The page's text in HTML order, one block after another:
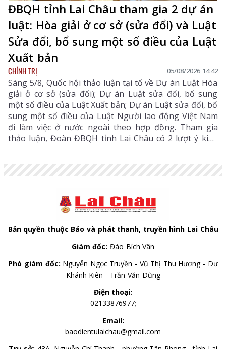
ĐBQH tỉnh Lai Châu tham gia 2 dự án
luật: Hòa giải ở cơ sở (sửa đổi) và Luật
Sửa đổi, bổ sung một số điều của Luật
Xuất bản
CHÍNH TRỊ 05/08/2026 14:42
Sáng 5/8, Quốc hội thảo luận tại tổ về Dự án Luật Hòa
giải ở cơ sở (sửa đổi); Dự án Luật sửa đổi, bổ sung
một số điều của Luật Xuất bản; Dự án Luật sửa đổi, bổ
sung một số điều của Luật Người lao động Việt Nam
đi làm việc ở nước ngoài theo hợp đồng. Tham gia
thảo luận, Đoàn ĐBQH tỉnh Lai Châu có 2 lượt ý kiến
Bản quyền thuộc Báo và phát thanh, truyền hình Lai Châu
Giám đốc: Đào Bích Vân
Phó giám đốc: Nguyễn Ngọc Truyền - Vũ Thị Thu Hương - Dư
Khánh Kiên - Trần Văn Dũng
Điện thoại:
02133876977;
Email:
baodientulaichau@gmail.com